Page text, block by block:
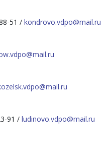
51 / kondrovo.vdpo@mail.ru
91 / ludinovo.vdpo@mail.ru